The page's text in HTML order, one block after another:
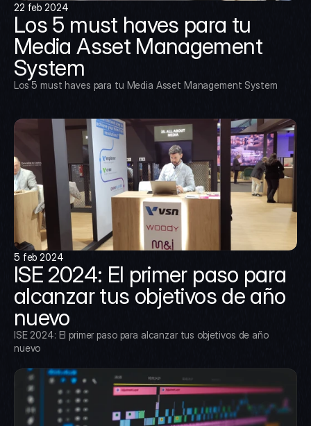
22 feb 2024
Los 5 must haves para tu
Media Asset Management
System
Los 5 must haves para tu Media Asset Management System
5 feb 2024
ISE 2024: El primer paso para
alcanzar tus objetivos de año
nuevo
ISE 2024: El primer paso para alcanzar tus objetivos de año
nuevo